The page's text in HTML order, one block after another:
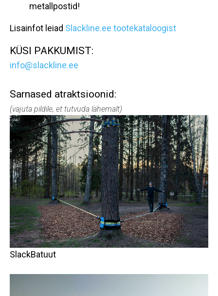
metallpostid!
Lisainfot leiad Slackline.ee tootekataloogist
KÜSI PAKKUMIST:
info@slackline.ee
Sarnased atraktsioonid:
(vajuta pildile, et tutvuda lähemalt)
SlackBatuut